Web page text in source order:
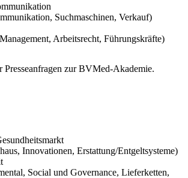
Suchmaschinen, Verkauf)
Arbeitsrecht, Führungskräfte)
Presseanfragen zur BVMed-Akademie.
Innovationen, Erstattung/Entgeltsysteme)
Social und Governance, Lieferketten,